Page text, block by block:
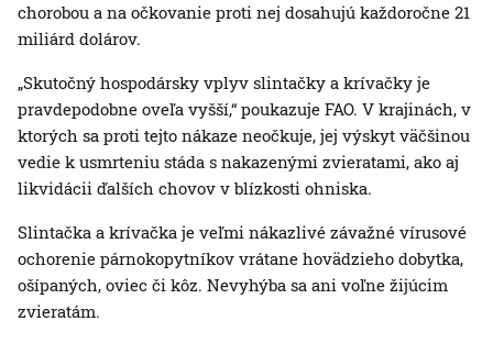
chorobou a na očkovanie proti nej dosahujú každoročne 21
miliárd dolárov.
„Skutočný hospodársky vplyv slintačky a krívačky je
pravdepodobne oveľa vyšší,“ poukazuje FAO. V krajinách, v
ktorých sa proti tejto nákaze neočkuje, jej výskyt väčšinou
vedie k usmrteniu stáda s nakazenými zvieratami, ako aj
likvidácii ďalších chovov v blízkosti ohniska.
Slintačka a krívačka je veľmi nákazlivé závažné vírusové
ochorenie párnokopytníkov vrátane hovädzieho dobytka,
ošípaných, oviec či kôz. Nevyhýba sa ani voľne žijúcim
zvieratám.